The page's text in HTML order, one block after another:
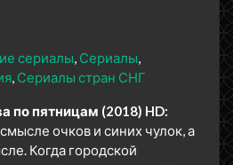
сериалы Сериалы
Сериалы стран СНГ
по пятницам (2018) HD:
очков и синих чулок, а
Когда городской